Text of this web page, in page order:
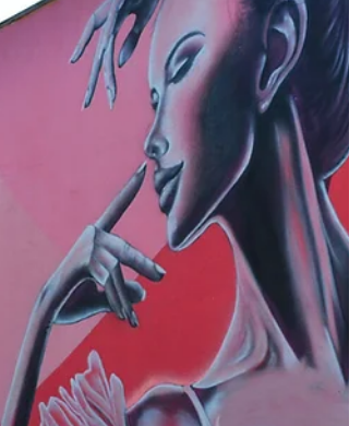
competitivas, apresentações abertas e atividades
formação artística. Realizado desde 2001,
anteriorme